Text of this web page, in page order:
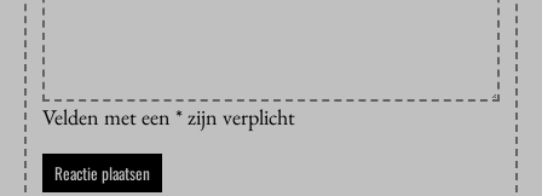
Velden met een * zijn verplicht